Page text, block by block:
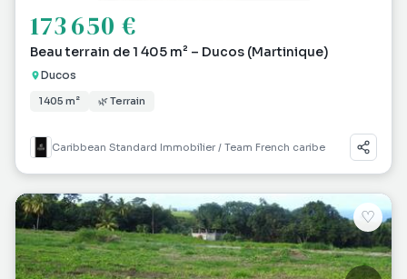
173 650 €
Beau terrain de 1 405 m² – Ducos (Martinique)
Ducos
1 405 m² 🌿 Terrain
Caribbean Standard Immobilier / Team French caribe
♡